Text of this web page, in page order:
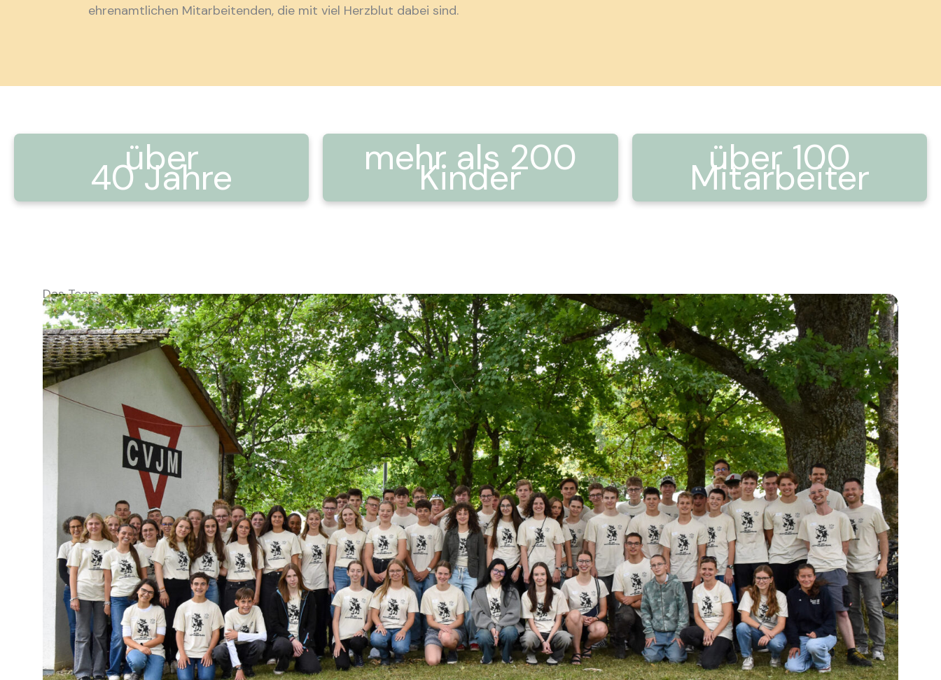
ehrenamtlichen Mitarbeitenden, die mit viel Herzblut dabei sind.
über
40 Jahre mehr als 200
Kinder über 100
Mitarbeiter
Das Team